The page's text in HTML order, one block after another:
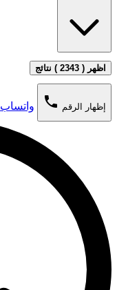
اظهر ( 2343 ) نتائج
إظهار الرقم phone واتساب